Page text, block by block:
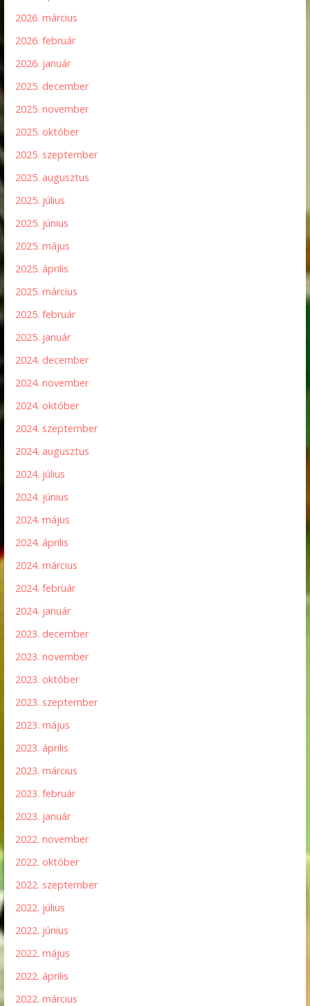
2026. március
2026. február
2026. január
2025. december
2025. november
2025. október
2025. szeptember
2025. augusztus
2025. július
2025. június
2025. május
2025. április
2025. március
2025. február
2025. január
2024. december
2024. november
2024. október
2024. szeptember
2024. augusztus
2024. július
2024. június
2024. május
2024. április
2024. március
2024. február
2024. január
2023. december
2023. november
2023. október
2023. szeptember
2023. május
2023. április
2023. március
2023. február
2023. január
2022. november
2022. október
2022. szeptember
2022. július
2022. június
2022. május
2022. április
2022. március